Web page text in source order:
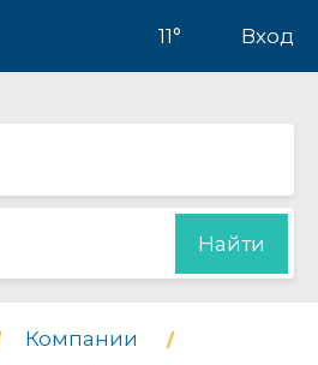
11° Вход
Найти
Компании